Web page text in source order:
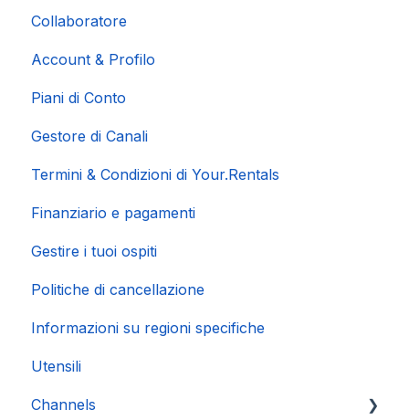
Collaboratore
Account & Profilo
Piani di Conto
Gestore di Canali
Termini & Condizioni di Your.Rentals
Finanziario e pagamenti
Gestire i tuoi ospiti
Politiche di cancellazione
Informazioni su regioni specifiche
Utensili
Channels